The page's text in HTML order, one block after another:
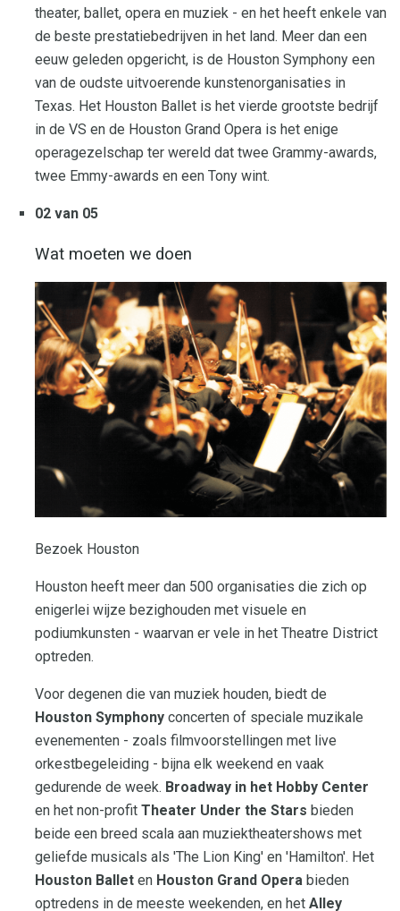
theater, ballet, opera en muziek - en het heeft enkele van
de beste prestatiebedrijven in het land. Meer dan een
eeuw geleden opgericht, is de Houston Symphony een
van de oudste uitvoerende kunstenorganisaties in
Texas. Het Houston Ballet is het vierde grootste bedrijf
in de VS en de Houston Grand Opera is het enige
operagezelschap ter wereld dat twee Grammy-awards,
twee Emmy-awards en een Tony wint.
02 van 05
Wat moeten we doen
Bezoek Houston
Houston heeft meer dan 500 organisaties die zich op
enigerlei wijze bezighouden met visuele en
podiumkunsten - waarvan er vele in het Theatre District
optreden.
Voor degenen die van muziek houden, biedt de
Houston Symphony concerten of speciale muzikale
evenementen - zoals filmvoorstellingen met live
orkestbegeleiding - bijna elk weekend en vaak
gedurende de week. Broadway in het Hobby Center
en het non-profit Theater Under the Stars bieden
beide een breed scala aan muziektheatershows met
geliefde musicals als 'The Lion King' en 'Hamilton'. Het
Houston Ballet en Houston Grand Opera bieden
optredens in de meeste weekenden, en het Alley